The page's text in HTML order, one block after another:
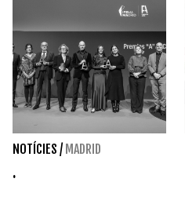
NOTÍCIES / MADRID
.